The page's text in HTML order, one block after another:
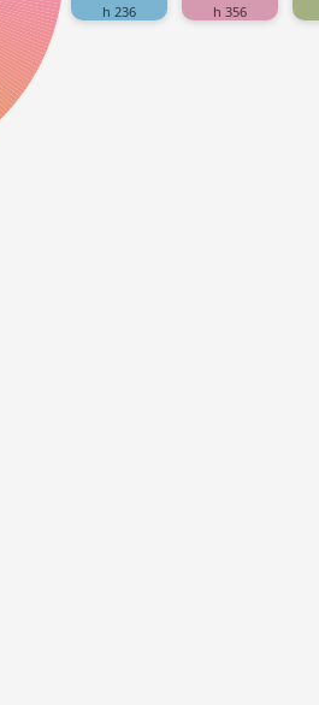
h 236 h 356